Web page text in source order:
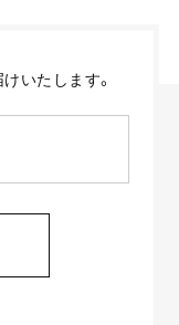
いたします。